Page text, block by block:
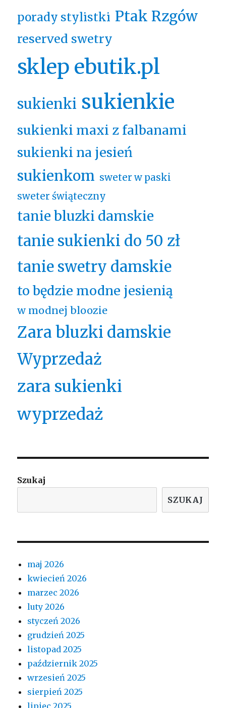
porady stylistki Ptak Rzgów
reserved swetry
sklep ebutik.pl
sukienki sukienkie
sukienki maxi z falbanami
sukienki na jesień
sukienkom sweter w paski
sweter świąteczny
tanie bluzki damskie
tanie sukienki do 50 zł
tanie swetry damskie
to będzie modne jesienią
w modnej bloozie
Zara bluzki damskie
Wyprzedaż
zara sukienki
wyprzedaż
Szukaj
SZUKAJ
maj 2026
kwiecień 2026
marzec 2026
luty 2026
styczeń 2026
grudzień 2025
listopad 2025
październik 2025
wrzesień 2025
sierpień 2025
lipiec 2025